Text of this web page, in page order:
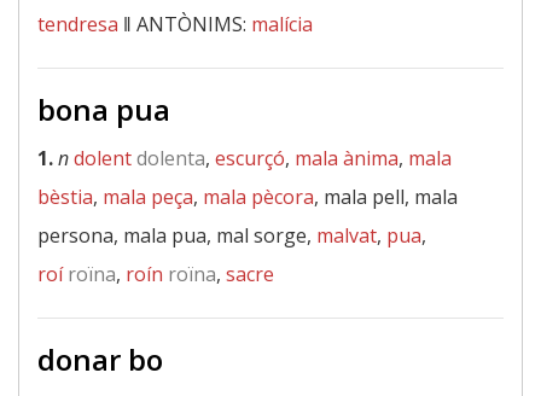
tendresa ‖ ANTÒNIMS: malícia
bona pua
1.ndolentdolenta, escurçó, mala ànima, mala
bèstia, mala peça, mala pècora, mala pell, mala
persona, mala pua, mal sorge, malvat, pua,
roíroïna, roín roïna, sacre
donar bo